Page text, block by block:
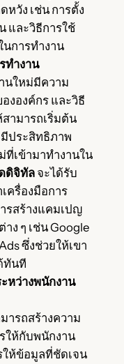
หวัง เช่น การตั้ง
และวิธีการใช้
นการทำงาน
ทำงาน
นใหม่มีความ
งองค์กร และวิธี
ามารถเริ่มต้น
มีประสิทธิภาพ
ที่เข้ามาทำงานใน
ดิจิทัลจะได้รับ
ครื่องมือการ
รสร้างแคมเปญ
ง ๆ เช่น Google
ซึ่งช่วยให้เขา
ทันที
หว่างพนักงาน
ารถสร้างความ
ให้กับพนักงาน
ให้ข้อมูลที่ชัดเจน